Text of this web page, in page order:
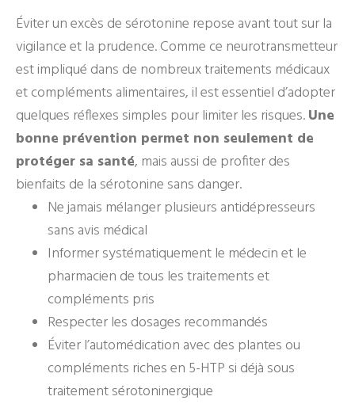
Éviter un excès de sérotonine repose avant tout sur la
vigilance et la prudence. Comme ce neurotransmetteur
est impliqué dans de nombreux traitements médicaux
et compléments alimentaires, il est essentiel d’adopter
quelques réflexes simples pour limiter les risques.Une
bonne prévention permet non seulement de
protéger sa santé, mais aussi de profiter des
bienfaits de la sérotonine sans danger.
Ne jamais mélanger plusieurs antidépresseurs
sans avis médical
Informer systématiquement le médecin et le
pharmacien de tous les traitements et
compléments pris
Respecter les dosages recommandés
Éviter l’automédication avec des plantes ou
compléments riches en 5-HTP si déjà sous
traitement sérotoninergique